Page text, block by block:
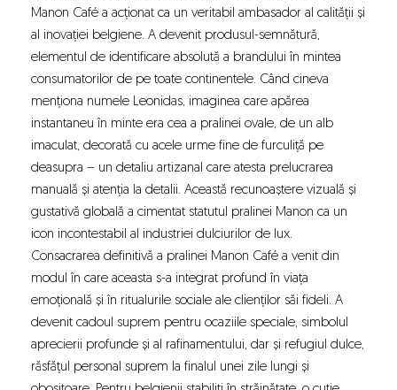
Manon Café a acționat ca un veritabil ambasador al calității și
al inovației belgiene. A devenit produsul-semnătură,
elementul de identificare absolută a brandului în mintea
consumatorilor de pe toate continentele. Când cineva
menționa numele Leonidas, imaginea care apărea
instantaneu în minte era cea a pralinei ovale, de un alb
imaculat, decorată cu acele urme fine de furculiță pe
deasupra – un detaliu artizanal care atesta prelucrarea
manuală și atenția la detalii. Această recunoaștere vizuală și
gustativă globală a cimentat statutul pralinei Manon ca un
icon incontestabil al industriei dulciurilor de lux.
Consacrarea definitivă a pralinei Manon Café a venit din
modul în care aceasta s-a integrat profund în viața
emoțională și în ritualurile sociale ale clienților săi fideli. A
devenit cadoul suprem pentru ocaziile speciale, simbolul
aprecierii profunde și al rafinamentului, dar și refugiul dulce,
răsfățul personal suprem la finalul unei zile lungi și